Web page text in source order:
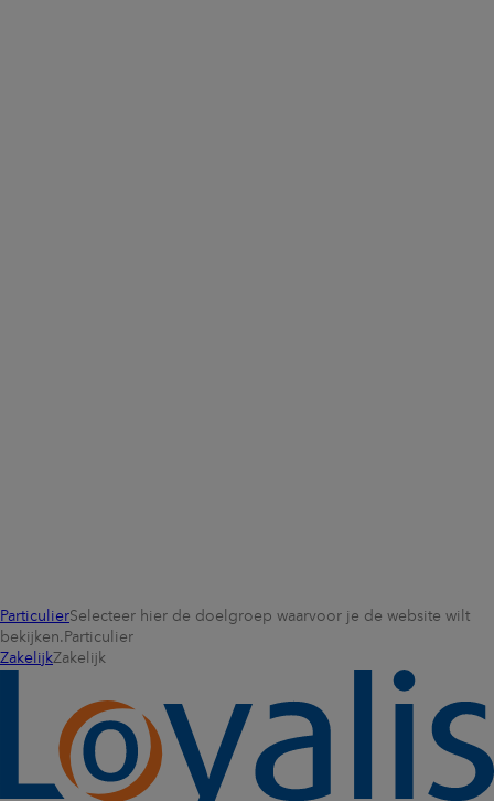
ParticulierSelecteer hier de doelgroep waarvoor je de website wilt
bekijken. Particulier
ZakelijkZakelijk